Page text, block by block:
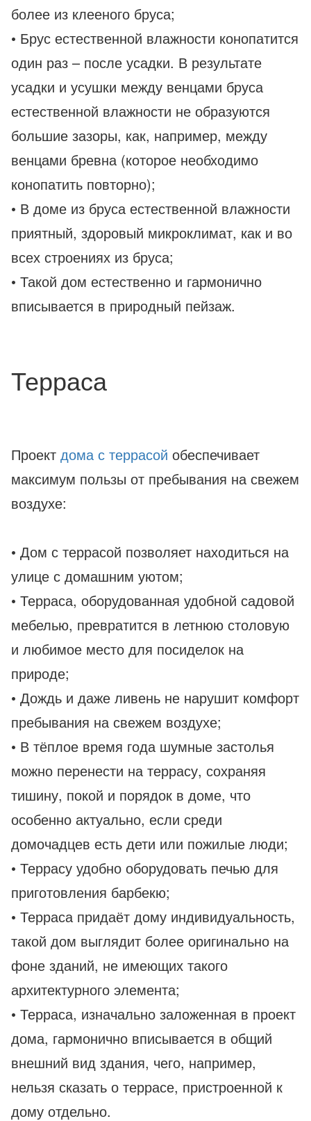
более из клееного бруса;
• Брус естественной влажности конопатится
один раз – после усадки. В результате
усадки и усушки между венцами бруса
естественной влажности не образуются
большие зазоры, как, например, между
венцами бревна (которое необходимо
конопатить повторно);
• В доме из бруса естественной влажности
приятный, здоровый микроклимат, как и во
всех строениях из бруса;
• Такой дом естественно и гармонично
вписывается в природный пейзаж.
Терраса
Проект дома с террасой обеспечивает
максимум пользы от пребывания на свежем
воздухе:
• Дом с террасой позволяет находиться на
улице с домашним уютом;
• Терраса, оборудованная удобной садовой
мебелью, превратится в летнюю столовую
и любимое место для посиделок на
природе;
• Дождь и даже ливень не нарушит комфорт
пребывания на свежем воздухе;
• В тёплое время года шумные застолья
можно перенести на террасу, сохраняя
тишину, покой и порядок в доме, что
особенно актуально, если среди
домочадцев есть дети или пожилые люди;
• Террасу удобно оборудовать печью для
приготовления барбекю;
• Терраса придаёт дому индивидуальность,
такой дом выглядит более оригинально на
фоне зданий, не имеющих такого
архитектурного элемента;
• Терраса, изначально заложенная в проект
дома, гармонично вписывается в общий
внешний вид здания, чего, например,
нельзя сказать о террасе, пристроенной к
дому отдельно.